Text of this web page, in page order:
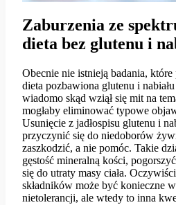
Zaburzenia ze
dieta bez glutenu i
Obecnie nie istnieją badania,
dieta pozbawiona glutenu i
wiadomo skąd wziął się mit na
mogłaby eliminować typowe
Usunięcie z jadłospisu glutenu i
przyczynić się do niedoborów
zaszkodzić, a nie pomóc. Takie
gęstość mineralną kości,
się do utraty masy ciała.
składników może być konieczne
nietolerancji, ale wtedy to inna